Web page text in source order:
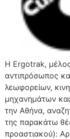
H Ergotrak,
αντιπρόσωπος
λεωφορείων,
μηχανημάτων
την Αθήνα,
της παρακάτω
προαστιακού):